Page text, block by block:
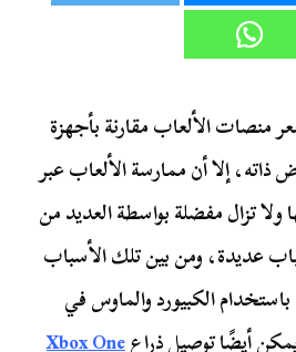
منصات الألعاب مقارنة بأجهزة
إلا أن ممارسة الألعاب عبر
ولا تزال مفضلة بواسطة العديد من
عديدة، ومن بين تلك الأسباب
الكبيورد والماوس في
أيضًا توصيل ذراعXbox One